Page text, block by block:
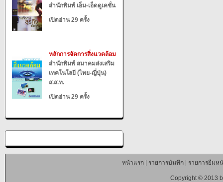
สำนักพิมพ์ เอ็ม-เอ็ดดูเคชั่น
เปิดอ่าน 29 ครั้ง
หลักการจัดการสิ่งแวดล้อม
สำนักพิมพ์ สมาคมส่งเสริม
เทคโนโลยี (ไทย-ญี่ปุ่น)
ส.ส.ท.
เปิดอ่าน 29 ครั้ง
หน้าแรก| รายการบันทึก| รายการยืมห
Copyright © 2013